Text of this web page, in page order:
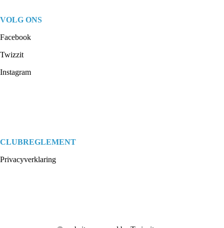
VOLG ONS
Facebook
Twizzit
Instagram
CLUBREGLEMENT
Privacyverklaring